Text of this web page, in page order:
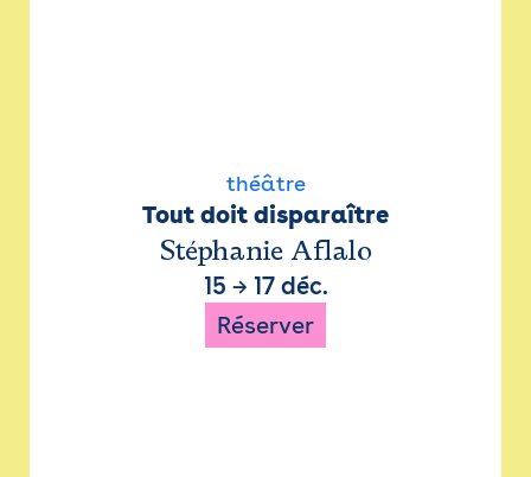
théâtre
Tout doit disparaître
Stéphanie Aflalo
15 → 17 déc.
Réserver